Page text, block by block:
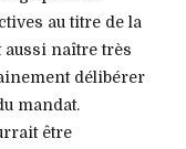
au titre de la
aussi naître très
délibérer
mandat.
être